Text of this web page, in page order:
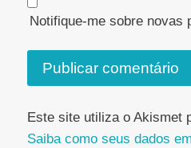
Notifique-me sobre novas
Este site utiliza o Akismet
Saiba como seus dados